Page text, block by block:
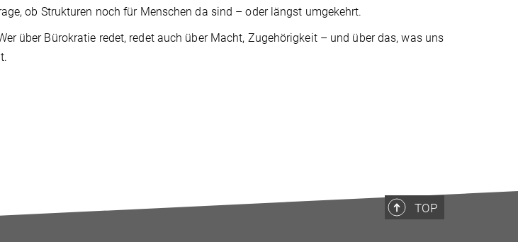
ob Strukturen noch für Menschen da sind – oder längst umgekehrt.
über Bürokratie redet, redet auch über Macht, Zugehörigkeit – und über das, was uns
TOP